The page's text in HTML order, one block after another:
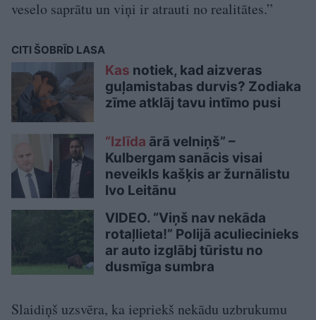
veselo saprātu un viņi ir atrauti no realitātes.”
CITI ŠOBRĪD LASA
Kas notiek, kad aizveras
guļamistabas durvis? Zodiaka
zīme atklāj tavu intīmo pusi
“Izlīda ārā velniņš” –
Kulbergam sanācis visai
neveikls kašķis ar žurnālistu
Ivo Leitānu
VIDEO. “Viņš nav nekāda
rotaļlieta!” Polijā aculiecinieks
ar auto izglābj tūristu no
dusmīga sumbra
Slaidiņš uzsvēra, ka iepriekš nekādu uzbrukumu